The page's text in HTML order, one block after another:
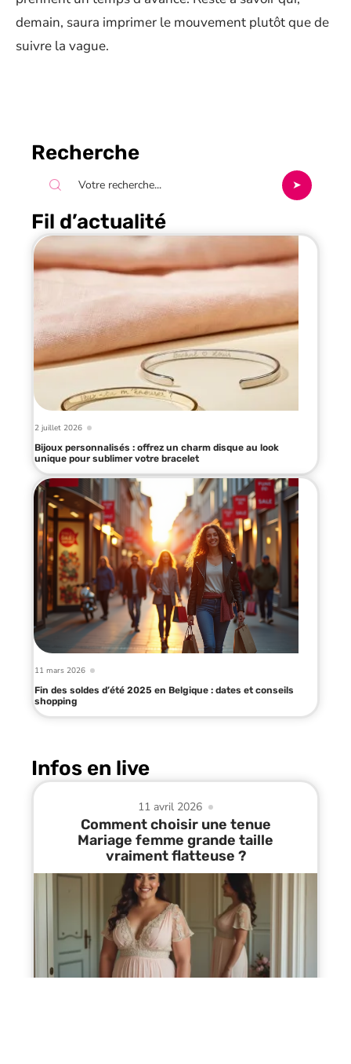
demain, saura imprimer le mouvement plutôt que de
suivre la vague.
Recherche
Fil d’actualité
2 juillet 2026
Bijoux personnalisés : offrez un charm disque au look
unique pour sublimer votre bracelet
11 mars 2026
Fin des soldes d’été 2025 en Belgique : dates et conseils
shopping
Infos en live
11 avril 2026
Comment choisir une tenue
Mariage femme grande taille
vraiment flatteuse ?